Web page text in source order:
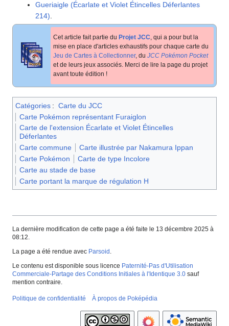
Gueriaigle (Écarlate et Violet Étincelles Déferlantes
214)
Cet article fait partie du Projet JCC, qui a pour but la
mise en place d'articles exhaustifs pour chaque carte du
Jeu de Cartes à Collectionner, du JCC Pokémon Pocket
et de leurs jeux associés. Merci de lire la page du projet
avant toute édition !
Catégories : Carte du JCC
Carte Pokémon représentant Furaiglon
Carte de l'extension Écarlate et Violet Étincelles
Déferlantes
Carte commune
Carte illustrée par Nakamura Ippan
Carte Pokémon
Carte de type Incolore
Carte au stade de base
Carte portant la marque de régulation H
La dernière modification de cette page a été faite le 13 décembre 2025 à
08:12.
La page a été rendue avec Parsoid
Le contenu est disponible sous licence Paternité-Pas d'Utilisation
Commerciale-Partage des Conditions Initiales à l'Identique 3.0 sauf
mention contraire.
Politique de confidentialité À propos de Poképédia